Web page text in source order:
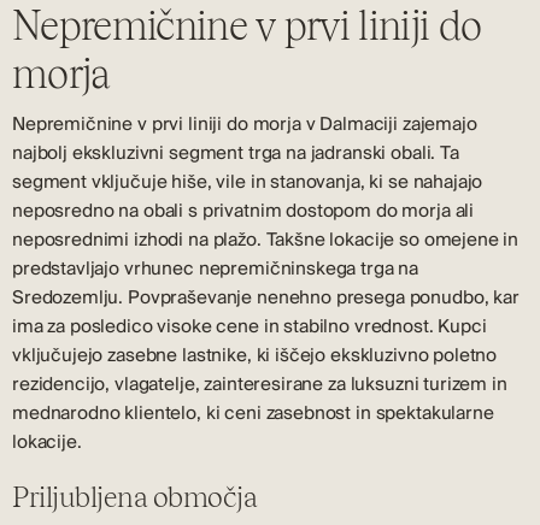
Nepremičnine v prvi liniji do
morja
Nepremičnine v prvi liniji do morja v Dalmaciji zajemajo
najbolj ekskluzivni segment trga na jadranski obali. Ta
segment vključuje hiše, vile in stanovanja, ki se nahajajo
neposredno na obali s privatnim dostopom do morja ali
neposrednimi izhodi na plažo. Takšne lokacije so omejene in
predstavljajo vrhunec nepremičninskega trga na
Sredozemlju. Povpraševanje nenehno presega ponudbo, kar
ima za posledico visoke cene in stabilno vrednost. Kupci
vključujejo zasebne lastnike, ki iščejo ekskluzivno poletno
rezidencijo, vlagatelje, zainteresirane za luksuzni turizem in
mednarodno klientelo, ki ceni zasebnost in spektakularne
lokacije.
Priljubljena območja